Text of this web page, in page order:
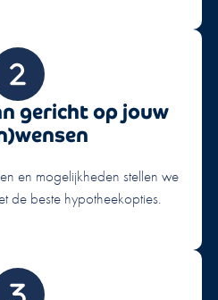
gericht op jouw
en mogelijkheden stellen we
de beste hypotheekopties.